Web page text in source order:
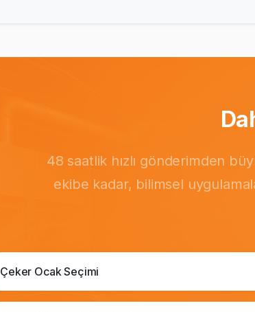
48 saatlik hızlı gönderimden
ekibe kadar, bilimsel
Çeker Ocak Seçimi